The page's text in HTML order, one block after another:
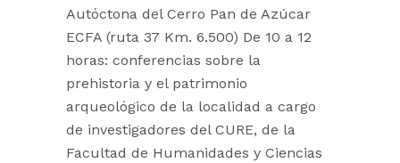
Autóctona del Cerro Pan de Azúcar
ECFA (ruta 37 Km. 6.500) De 10 a 12
horas: conferencias sobre la
prehistoria y el patrimonio
arqueológico de la localidad a cargo
de investigadores del CURE, de la
Facultad de Humanidades y Ciencias